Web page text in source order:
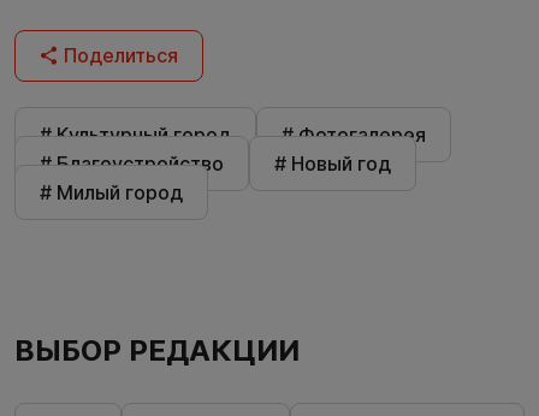
Поделиться
# Культурный город
# Фотогалерея
# Благоустройство
# Новый год
# Милый город
ВЫБОР РЕДАКЦИИ